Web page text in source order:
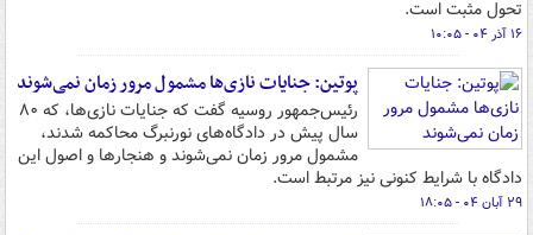
تحول مثبت است.
۱۶ آذر ۰۴ - ۱۰:۰۵
پوتین: جنایات نازی‌ها مشمول مرور زمان نمی‌شوند
رئیس‌جمهور روسیه گفت که جنایات نازی‌ها، که ۸۰
سال پیش در دادگاه‌های نورنبرگ محاکمه شدند،
مشمول مرور زمان نمی‌شوند و هنجارها و اصول این
دادگاه با شرایط کنونی نیز مرتبط است.
۲۹ آبان ۰۴ - ۱۸:۰۵